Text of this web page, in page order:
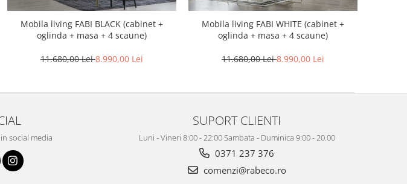
Mobila living FABI BLACK (cabinet +
oglinda + masa + 4 scaune)
11.680,00 Lei8.990,00 Lei
Mobila living FABI WHITE (cabinet +
oglinda + masa + 4 scaune)
11.680,00 Lei8.990,00 Lei
social media
SUPORT CLIENTI
Luni - Vineri 8:00 - 22:00 Sambata - Duminica 9:00 - 20.00
0371 237 376
comenzi@rabeco.ro